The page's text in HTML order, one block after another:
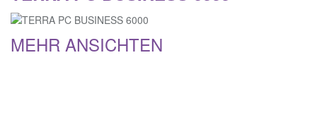
MEHR ANSICHTEN